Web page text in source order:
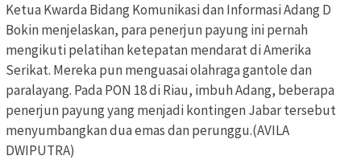
Ketua Kwarda Bidang Komunikasi dan Informasi Adang D
Bokin menjelaskan, para penerjun payung ini pernah
mengikuti pelatihan ketepatan mendarat di Amerika
Serikat. Mereka pun menguasai olahraga gantole dan
paralayang. Pada PON 18 di Riau, imbuh Adang, beberapa
penerjun payung yang menjadi kontingen Jabar tersebut
menyumbangkan dua emas dan perunggu.(AVILA
DWIPUTRA)